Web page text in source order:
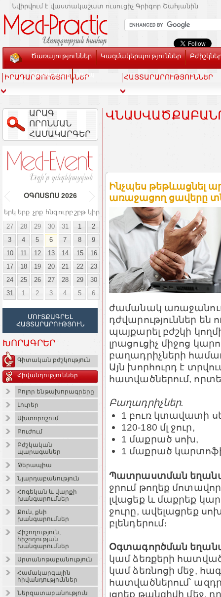
Նվիրվում է վաստակաշատ ուսուցիչ Գրիգոր Շահյանին
Ծառայություններ Կազմակերպություններ
Տեսասրահ Կապ
ԻՐԱԴԱՐՁՈՒԹՅՈՒՆՆԵՐ ՀԱՅՏԱՐԱՐՈՒԹՅՈՒՆՆԵՐ
ԱՐԱԳ
ՈՐՈՆՄԱՆ
ՀԱՄԱԿԱՐԳԵՐ
ՕԳՈՍՏՈՍ 2026
երկ երք չրք հնգուրբ շբթ կիր
27
28 29 30 31 1
2
3
4 5 6 7 8
9
10
11 12 13 14 15
16
17
18 19 20 21 22
23
24
25 26 27 28 29
30
31
1 2 3 4 5 6
ՄՈՒՏՔԱԳՐԵԼ
ՀԱՅՏԱՐԱՐՈՒԹՅՈՒՆ
ԽՈՐԱԳՐԵՐ
Գիտական բժշկություն
Հիվանդություններ
Բոլոր ենթախորագրերը
Լուրեր
Ախտորոշում
Բուժում
Բժշկական
պարագաներ
Թերապիա
Նյարդաբանություն
Հոգեկան և վարքի
խանգարումներ
Քուն, քնի
խանգարումներ
Հիշողություն,
հիշողության
խանգարումներ
Սրտանոթաբանություն
Համակարգային
հիվանդություններ
Ներզատաբանություն
Ինչպես թեթևացնել
առաջացող ցավերը
ժամանակ առաջանում
դժվարություններ են
պայքարել բժշկի
լրացուցիչ միջոց
բաղադրիչների
Այն խորհուրդ է
հատվածներում,
Բաղադրիչներ.
1 բուռ կտավատի
120-180 մլ ջուր,
1 մաքրած սոխ,
1 մաքրած
Պատրաստման
ջրում թողեք
լվացեք և մաքրեք
ջուրը, ավելացրեք
բլենդերում։
Օգտագործման
կամ ձեռքերի
կամ ձեռնոցի մեջ,
հատվածներում՝
լցրեք թանզիվի մեջ,